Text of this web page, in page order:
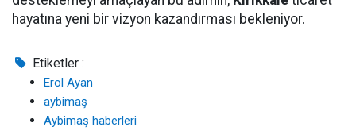
hayatına yeni bir vizyon kazandırması bekleniyor.
Etiketler :
Erol Ayan
aybimaş
Aybimaş haberleri